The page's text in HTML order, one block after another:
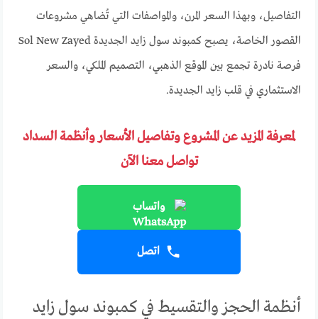
التفاصيل، وبهذا السعر المرن، والمواصفات التي تُضاهي مشروعات
القصور الخاصة، يصبح كمبوند سول زايد الجديدة Sol New Zayed
فرصة نادرة تجمع بين الموقع الذهبي، التصميم الملكي، والسعر
الاستثماري في قلب زايد الجديدة.
لمعرفة المزيد عن المشروع وتفاصيل الأسعار وأنظمة السداد
تواصل معنا الآن
واتساب
اتصل
أنظمة الحجز والتقسيط في كمبوند سول زايد